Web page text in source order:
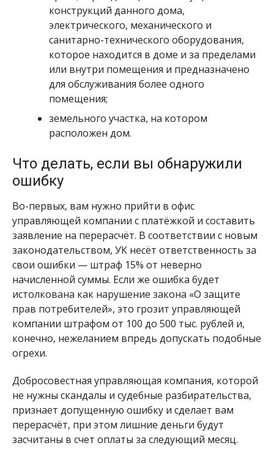
конструкций данного дома,
электрического, механического и
санитарно-технического оборудования,
которое находится в доме и за пределами
или внутри помещения и предназначено
для обслуживания более одного
помещения;
земельного участка, на котором
расположен дом.
Что делать, если вы обнаружили
ошибку
Во-первых, вам нужно прийти в офис
управляющей компании с платёжкой и составить
заявление на перерасчёт. В соответствии с новым
законодательством, УК несёт ответственность за
свои ошибки — штраф 15% от неверно
начисленной суммы. Если же ошибка будет
истолкована как нарушение закона «О защите
прав потребителей», это грозит управляющей
компании штрафом от 100 до 500 тыс. рублей и,
конечно, нежеланием впредь допускать подобные
огрехи.
Добросовестная управляющая компания, которой
не нужны скандалы и судебные разбирательства,
признает допущенную ошибку и сделает вам
перерасчёт, при этом лишние деньги будут
засчитаны в счет оплаты за следующий месяц.